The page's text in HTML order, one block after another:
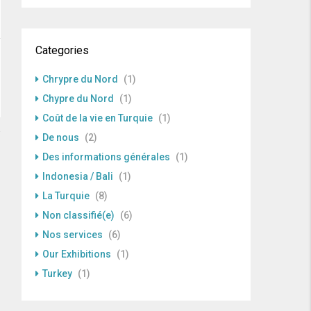
Categories
Chrypre du Nord
(1)
Chypre du Nord
(1)
Coût de la vie en Turquie (1)
De nous
(2)
Des informations générales
(1)
Indonesia / Bali
(1)
La Turquie (8)
Non classifié(e)
(6)
Nos services
(6)
Our Exhibitions
(1)
Turkey (1)